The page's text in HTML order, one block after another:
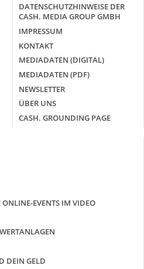
DATENSCHUTZHINWEISE DER
CASH. MEDIA GROUP GMBH
IMPRESSUM
KONTAKT
MEDIADATEN (DIGITAL)
MEDIADATEN (PDF)
NEWSLETTER
ÜBER UNS
CASH. GROUNDING PAGE
EVENTS IM VIDEO
DEIN GELD